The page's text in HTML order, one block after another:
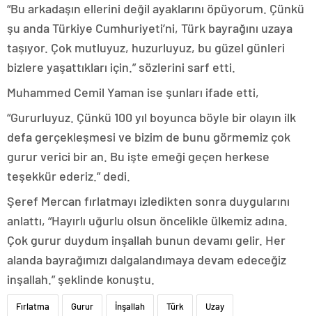
“Bu arkadaşın ellerini değil ayaklarını öpüyorum. Çünkü
şu anda Türkiye Cumhuriyeti’ni, Türk bayrağını uzaya
taşıyor. Çok mutluyuz, huzurluyuz, bu güzel günleri
bizlere yaşattıkları için.” sözlerini sarf etti.
Muhammed Cemil Yaman ise şunları ifade etti,
“Gururluyuz. Çünkü 100 yıl boyunca böyle bir olayın ilk
defa gerçekleşmesi ve bizim de bunu görmemiz çok
gurur verici bir an. Bu işte emeği geçen herkese
teşekkür ederiz.” dedi.
Şeref Mercan fırlatmayı izledikten sonra duygularını
anlattı, “Hayırlı uğurlu olsun öncelikle ülkemiz adına.
Çok gurur duydum inşallah bunun devamı gelir. Her
alanda bayrağımızı dalgalandımaya devam edeceğiz
inşallah.” şeklinde konuştu.
Fırlatma Gurur İnşallah Türk Uzay